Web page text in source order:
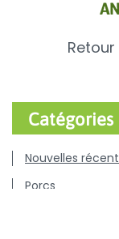
Catégories
Nouvelles
Porcs